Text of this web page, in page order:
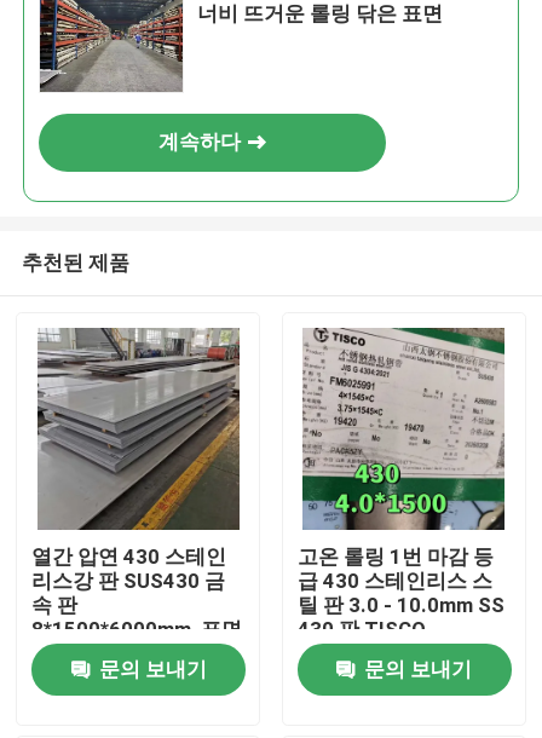
너비 뜨거운 롤링 닦은 표면
계속하다
추천된 제품
열간 압연 430 스테인
리스강 판 SUS430 금
속 판
8*1500*6000mm, 표면
NO.1
문의 보내기
고온 롤링 1번 마감 등
급 430 스테인리스 스
틸 판 3.0 - 10.0mm SS
430 판 TISCO
문의 보내기